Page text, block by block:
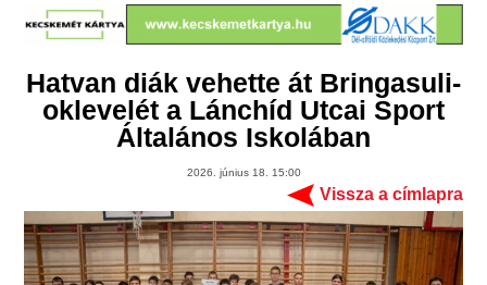
Hatvan diák vehette át Bringasuli-
oklevelét a Lánchíd Utcai Sport
Általános Iskolában
2026. június 18. 15:00
Vissza a címlapra